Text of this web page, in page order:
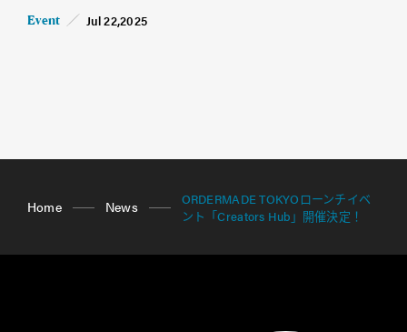
Event Jul 22,2025
Home News
ORDERMADE TOKYOローンチイベ
ント「Creators Hub」開催決定！